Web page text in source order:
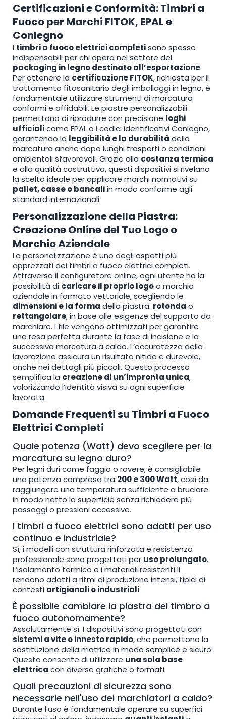
Certificazioni e Conformità: Timbri a
Fuoco per Marchi FITOK, EPAL e
Conlegno
I timbri a fuoco elettrici completisono spesso
indispensabili per chi opera nel settore del
packaging in legno destinato all’esportazione.
Per ottenere la certificazione FITOK, richiesta per il
trattamento fitosanitario degli imballaggi in legno, è
fondamentale utilizzare strumenti di marcatura
conformi e affidabili. Le piastre personalizzabili
permettono di riprodurre con precisione loghi
ufficialicome EPAL o i codici identificativi Conlegno,
garantendo la leggibilità e la durabilità della
marcatura anche dopo lunghi trasporti o condizioni
ambientali sfavorevoli. Grazie alla costanza termica
e alla qualità costruttiva, questi dispositivi si rivelano
la scelta ideale per applicare marchi normativi su
pallet, casse o bancaliin modo conforme agli
standard internazionali.
Personalizzazione della Piastra:
Creazione Online del Tuo Logo o
Marchio Aziendale
La personalizzazione è uno degli aspetti più
apprezzati dei timbri a fuoco elettrici completi.
Attraverso il configuratore online, ogni utente ha la
possibilità di caricare il proprio logoo marchio
aziendale in formato vettoriale, scegliendo le
dimensioni e la forma della piastra: rotonda o
rettangolare, in base alle esigenze del supporto da
marchiare. I file vengono ottimizzati per garantire
una resa perfetta durante la fase di incisione e la
successiva marcatura a caldo. L’accuratezza della
lavorazione assicura un risultato nitido e durevole,
anche nei dettagli più piccoli. Questo processo
semplifica la creazione di un’impronta unica,
valorizzando l’identità visiva su ogni superficie
lavorata.
Domande Frequenti su Timbri a Fuoco
Elettrici Completi
Quale potenza (Watt) devo scegliere per la
marcatura su legno duro?
Per legni duri come faggio o rovere, è consigliabile
una potenza compresa tra 200 e 300 Watt, così da
raggiungere una temperatura sufficiente a bruciare
in modo netto la superficie senza richiedere più
passaggi o pressioni eccessive.
I timbri a fuoco elettrici sono adatti per uso
continuo e industriale?
Sì, i modelli con struttura rinforzata e resistenza
professionale sono progettati per uso prolungato.
L’isolamento termico e i materiali resistenti li
rendono adatti a ritmi di produzione intensi, tipici di
contesti artigianali o industriali.
È possibile cambiare la piastra del timbro a
fuoco autonomamente?
Assolutamente sì. I dispositivi sono progettati con
sistemi a vite o innesto rapido, che permettono la
sostituzione della matrice in modo semplice e sicuro.
Questo consente di utilizzare una sola base
elettrica con diverse grafiche o formati.
Quali precauzioni di sicurezza sono
necessarie nell'uso dei marchiatori a caldo?
Durante l’uso è fondamentale operare su superfici